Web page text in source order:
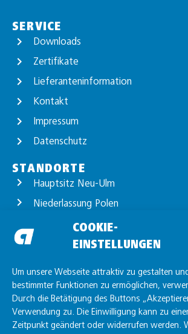
COOKIE-
EINSTELLUNGEN
Um unsere Webseite attraktiv zu gestalten
bestimmter Funktionen zu ermöglichen,
Durch die Betätigung des Buttons
Verwendung zu. Die Einwilligung kann zu
Zeitpunkt geändert oder widerrufen werden.
SERVICE
Downloads
Zertifikate
Lieferanteninformation
Kontakt
Impressum
Datenschutz
STANDORTE
Hauptsitz Neu-Ulm
Niederlassung Polen
Standort Günzburg
Standort Unterelchingen